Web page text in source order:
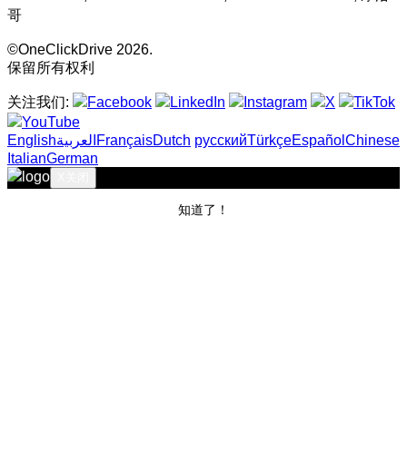
哥
©OneClickDrive 2026.
保留所有权利
关注我们:
English‏العربية‏FrançaisDutch русскийTürkçeEspañolChinese
ItalianGerman
知道了！